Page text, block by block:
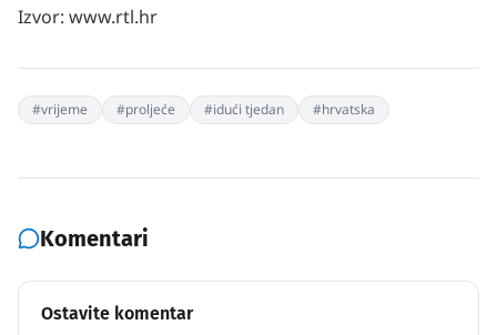
Izvor: www.rtl.hr
#vrijeme #proljeće #idući tjedan #hrvatska
Komentari
Ostavite komentar